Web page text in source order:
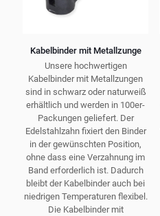
Kabelbinder mit Metallzunge
Unsere hochwertigen
Kabelbinder mit Metallzungen
sind in schwarz oder naturweiß
erhältlich und werden in 100er-
Packungen geliefert. Der
Edelstahlzahn fixiert den Binder
in der gewünschten Position,
ohne dass eine Verzahnung im
Band erforderlich ist. Dadurch
bleibt der Kabelbinder auch bei
niedrigen Temperaturen flexibel.
Die Kabelbinder mit